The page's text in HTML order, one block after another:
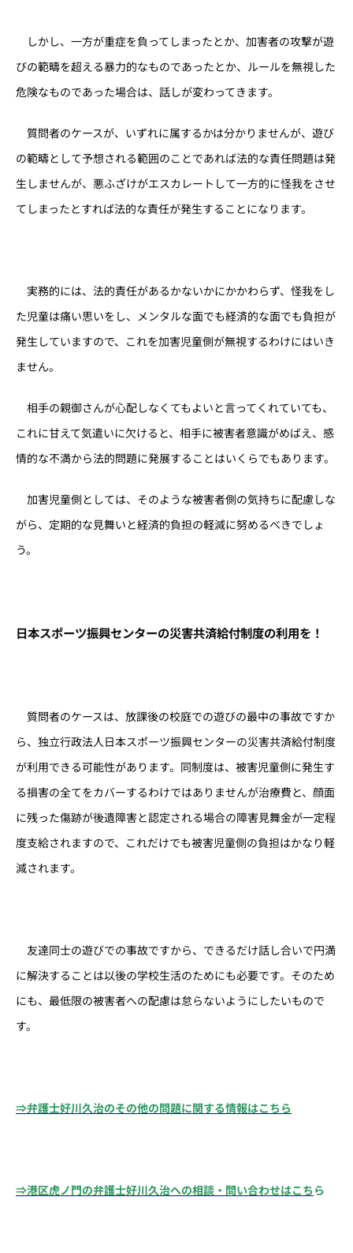
しかし、一方が重症を負ってしまったとか、加害者の攻撃が遊
びの範疇を超える暴力的なものであったとか、ルールを無視した
危険なものであった場合は、話しが変わってきます。
質問者のケースが、いずれに属するかは分かりませんが、遊び
の範疇として予想される範囲のことであれば法的な責任問題は発
生しませんが、悪ふざけがエスカレートして一方的に怪我をさせ
てしまったとすれば法的な責任が発生することになります。
実務的には、法的責任があるかないかにかかわらず、怪我をし
た児童は痛い思いをし、メンタルな面でも経済的な面でも負担が
発生していますので、これを加害児童側が無視するわけにはいき
ません。
相手の親御さんが心配しなくてもよいと言ってくれていても、
これに甘えて気遣いに欠けると、相手に被害者意識がめばえ、感
情的な不満から法的問題に発展することはいくらでもあります。
加害児童側としては、そのような被害者側の気持ちに配慮しな
がら、定期的な見舞いと経済的負担の軽減に努めるべきでしょ
う。
日本スポーツ振興センターの災害共済給付制度の利用を！
質問者のケースは、放課後の校庭での遊びの最中の事故ですか
ら、独立行政法人日本スポーツ振興センターの災害共済給付制度
が利用できる可能性があります。同制度は、被害児童側に発生す
る損害の全てをカバーするわけではありませんが治療費と、顔面
に残った傷跡が後遺障害と認定される場合の障害見舞金が一定程
度支給されますので、これだけでも被害児童側の負担はかなり軽
減されます。
友達同士の遊びでの事故ですから、できるだけ話し合いで円満
に解決することは以後の学校生活のためにも必要です。そのため
にも、最低限の被害者への配慮は怠らないようにしたいもので
す。
⇒弁護士好川久治のその他の問題に関する情報はこちら
⇒港区虎ノ門の弁護士好川久治への相談・問い合わせはこちら